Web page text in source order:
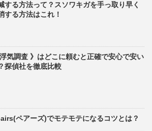
する方法って？スソワキガを手っ取り早く
する方法はこれ！
浮気調査 》はどこに頼むと正確で安心で安い
探偵社を徹底比較
ペアーズ)でモテモテになるコツとは？